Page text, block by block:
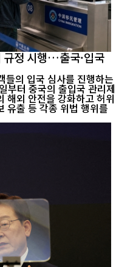
규정 시행…출국·입국
들의 입국 심사를 진행하는
해외 안전을 강화하고 허위
유출 등 각종 위법 행위를